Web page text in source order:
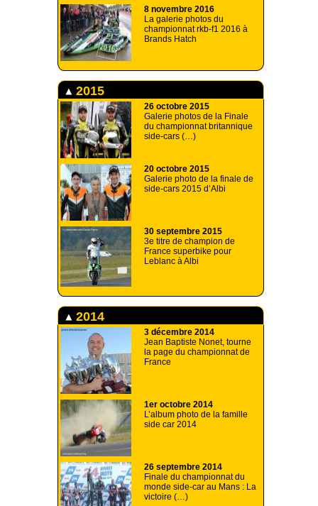
8 novembre 2016
La galerie photos du
championnat rkb-f1 2016 à
Brands Hatch
2015
26 octobre 2015
Galerie photos de la Finale
du championnat britannique
side-cars (…)
20 octobre 2015
Galerie photo de la finale de
side-cars 2015 d’Albi
30 septembre 2015
3e titre de champion de
France superbike pour
Leblanc à Albi
2014
3 décembre 2014
Jean Baptiste Nonet, tourne
la page du championnat de
France
1er octobre 2014
L’album photo de la famille
side car 2014
26 septembre 2014
Finale du championnat du
monde side-car au Mans : La
victoire (…)